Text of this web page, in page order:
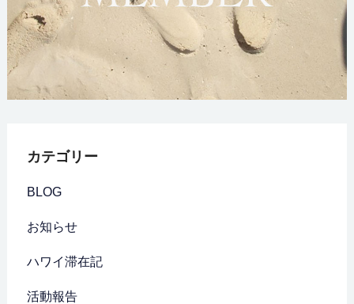
カテゴリー
BLOG
お知らせ
ハワイ滞在記
活動報告